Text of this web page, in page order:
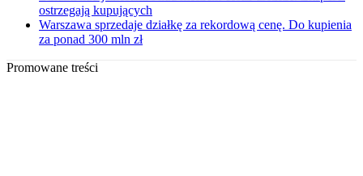
ostrzegają kupujących
Warszawa sprzedaje działkę za rekordową cenę. Do kupienia
za ponad 300 mln zł
Promowane treści